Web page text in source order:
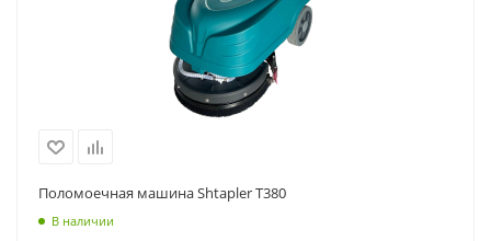
Поломоечная машина Shtapler T380
В наличии